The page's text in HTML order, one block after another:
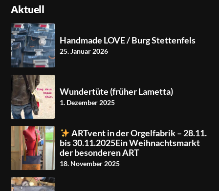
Aktuell
Handmade LOVE / Burg Stettenfels
25. Januar 2026
Wundertüte (früher Lametta)
1. Dezember 2025
ARTvent in der Orgelfabrik – 28.11.
bis 30.11.2025Ein Weihnachtsmarkt
der besonderen ART
18. November 2025